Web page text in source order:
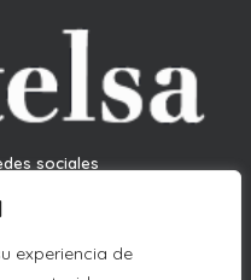
experiencia de
sociales